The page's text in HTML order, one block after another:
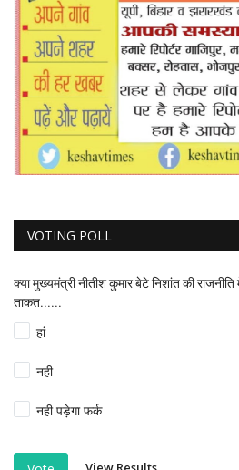
VOTING POLL
क्या मुख्यमंत्री नीतीश कुमार बेटे निशांत की
ताकत......
हां
नही
नही पड़ेगा फर्क